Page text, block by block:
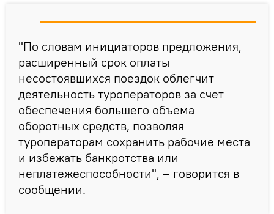
"По словам инициаторов предложения,
расширенный срок оплаты
несостоявшихся поездок облегчит
деятельность туроператоров за счет
обеспечения большего объема
оборотных средств, позволяя
туроператорам сохранить рабочие места
и избежать банкротства или
неплатежеспособности", – говорится в
сообщении.